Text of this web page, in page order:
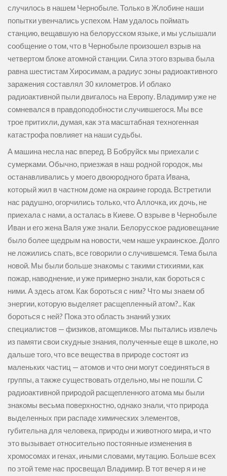
случилось в нашем Чернобыле. Только в Жлобине наши
попытки увенчались успехом. Нам удалось поймать
станцию, вещавшую на белорусском языке, и мы услышали
сообщение о том, что в Чернобыле произошел взрыв на
четвертом блоке атомной станции. Сила этого взрыва была
равна шестистам Хиросимам, а радиус зоны радиоактивного
заражения составлял 30 километров. И облако
радиоактивной пыли двигалось на Европу. Владимир уже не
сомневался в правдоподобности случившегося. Мы все
трое притихли, думая, как эта масштабная техногенная
катастрофа повлияет на наши судьбы.
А машина несла нас вперед. В Бобруйск мы приехали с
сумерками. Обычно, приезжая в наш родной городок, мы
останавливались у моего двоюродного брата Ивана,
который жил в частном доме на окраине города. Встретили
нас радушно, огорчились только, что Аллочка, их дочь, не
приехала с нами, а осталась в Киеве. О взрыве в Чернобыле
Иван и его жена Валя уже знали. Белорусское радиовещание
было более щедрым на новости, чем наше украинское. Долго
не ложились спать, все говорили о случившемся. Тема была
новой. Мы были больше знакомы с такими стихиями, как
пожар, наводнение, и уже примерно знали, как бороться с
ними. А здесь атом. Как бороться с ним? Что мы знаем об
энергии, которую выделяет расщепленный атом?.. Как
бороться с ней? Пока это область знаний узких
специалистов — физиков, атомщиков. Мы пытались извлечь
из памяти свои скудные знания, полученные еще в школе, но
дальше того, что все вещества в природе состоят из
маленьких частиц — атомов и что они могут соединяться в
группы, а также существовать отдельно, мы не пошли. С
радиоактивной природой расщепленного атома мы были
знакомы весьма поверхностно, однако знали, что природа
выделенных при распаде химических элементов,
губительна для человека, природы и животного мира, и что
это вызывает относительно постоянные изменения в
хромосомах и генах, иными словами, мутацию. Больше всех
по этой теме нас просвещал Владимир. В тот вечер я и не